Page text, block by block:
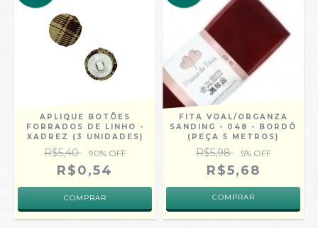
APLIQUE BOTÕES
FORRADOS DE LINHO -
XADREZ (3 UNIDADES)
R$5,40 90% OFF
R$0,54
FITA VOAL/ORGANZA
SANDING - 048 - BORDÔ
(PEÇA 5 METROS)
R$5,98 5% OFF
R$5,68
COMPRAR